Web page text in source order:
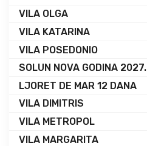
VILA OLGA
VILA KATARINA
VILA POSEDONIO
SOLUN NOVA GODINA 2027.
LJORET DE MAR 12 DANA
VILA DIMITRIS
VILA METROPOL
VILA MARGARITA